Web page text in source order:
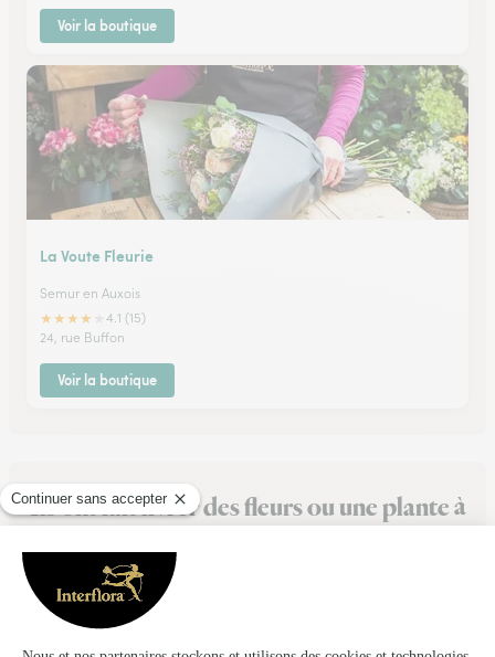
Voir la boutique
La Voute Fleurie
Semur en Auxois
★★★★
4.1 (15)
24, rue Buffon
Voir la boutique
Ils ont fait livrer des fleurs ou une plante à
Beurey-Bauguay
★ ★ ★ ★